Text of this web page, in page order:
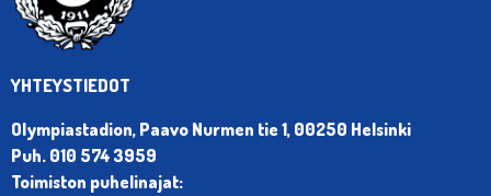
YHTEYSTIEDOT
Olympiastadion, Paavo Nurmen tie 1, 00250 Helsinki
Puh. 010 574 3959
Toimiston puhelinajat: